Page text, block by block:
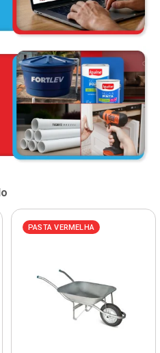
PASTA VERMELHA